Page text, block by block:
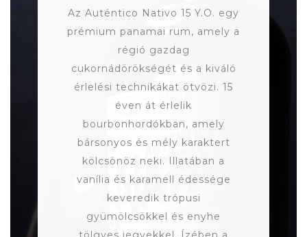
Az Auténtico Nativo 15 Y.O. egy
prémium panamai rum, amely a
régió gazdag
cukornádörökségét és a kiváló
érlelési technikákat ötvözi. 15
éven át érlelik
bourbonhordókban, amely
bársonyos és mély karaktert
kölcsönöz neki. Illatában a
vanília és karamell édessége
keveredik trópusi
gyümölcsökkel és enyhe